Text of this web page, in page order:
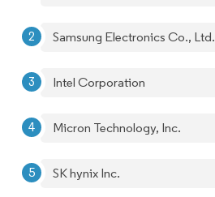
Samsung Electronics Co., Ltd.
Intel Corporation
Micron Technology, Inc.
SK hynix Inc.